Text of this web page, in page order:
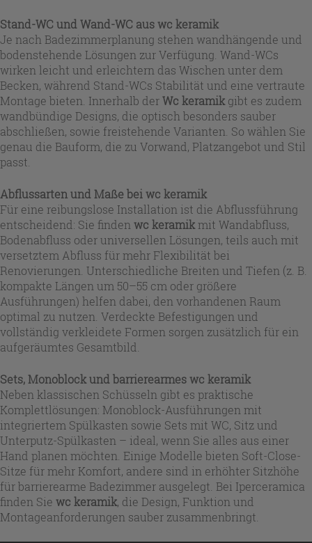
Stand-WC und Wand-WC aus wc keramik
Je nach Badezimmerplanung stehen wandhängende und
bodenstehende Lösungen zur Verfügung. Wand-WCs
wirken leicht und erleichtern das Wischen unter dem
Becken, während Stand-WCs Stabilität und eine vertraute
Montage bieten. Innerhalb derWc keramik gibt es zudem
wandbündige Designs, die optisch besonders sauber
abschließen, sowie freistehende Varianten. So wählen Sie
genau die Bauform, die zu Vorwand, Platzangebot und Stil
passt.
Abflussarten und Maße bei wc keramik
Für eine reibungslose Installation ist die Abflussführung
entscheidend: Sie finden wc keramikmit Wandabfluss,
Bodenabfluss oder universellen Lösungen, teils auch mit
versetztem Abfluss für mehr Flexibilität bei
Renovierungen. Unterschiedliche Breiten und Tiefen (z. B.
kompakte Längen um 50–55 cm oder größere
Ausführungen) helfen dabei, den vorhandenen Raum
optimal zu nutzen. Verdeckte Befestigungen und
vollständig verkleidete Formen sorgen zusätzlich für ein
aufgeräumtes Gesamtbild.
Sets, Monoblock und barrierearmes wc keramik
Neben klassischen Schüsseln gibt es praktische
Komplettlösungen: Monoblock-Ausführungen mit
integriertem Spülkasten sowie Sets mit WC, Sitz und
Unterputz-Spülkasten – ideal, wenn Sie alles aus einer
Hand planen möchten. Einige Modelle bieten Soft-Close-
Sitze für mehr Komfort, andere sind in erhöhter Sitzhöhe
für barrierearme Badezimmer ausgelegt. Bei Iperceramica
finden Sie wc keramik, die Design, Funktion und
Montageanforderungen sauber zusammenbringt.